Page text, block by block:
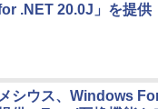
.NET 20.0J」を提供
メシウス、Windows